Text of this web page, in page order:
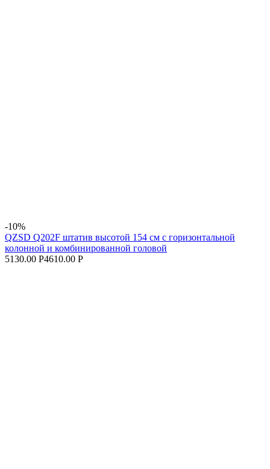
-10%
QZSD Q202F штатив высотой 154 см с горизонтальной
колонной и комбинированной головой
5130.00 Р4610.00 Р